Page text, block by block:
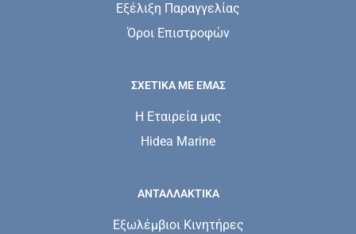
Εξέλιξη Παραγγελίας
Όροι Επιστροφών
ΣΧΕΤΙΚΆ ΜΕ ΕΜΆΣ
Η Εταιρεία μας
Hidea Marine
ΑΝΤΑΛΛΑΚΤΙΚΑ
Εξωλέμβιοι Κινητήρες